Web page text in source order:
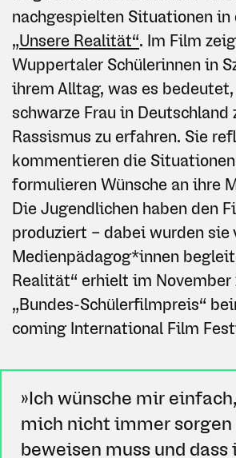
nachgespielten Situationen in
„Unsere Realität“. Im Film
Wuppertaler Schülerinnen in
ihrem Alltag, was es
schwarze Frau in Deutschland
Rassismus zu erfahren. Sie
kommentieren die
formulieren Wünsche an ihre
Die Jugendlichen haben den
produziert – dabei wurden sie
Medienpädagog*innen
Realität“ erhielt im
„Bundes-Schülerfilmpreis“
coming International Film
»Ich wünsche mir
mich nicht immer sorgen
beweisen muss und